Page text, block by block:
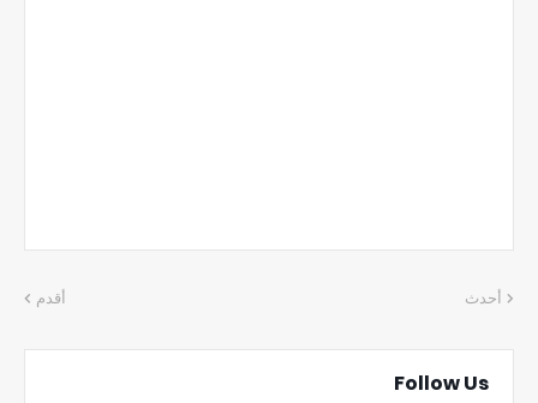
أحدث أقدم
Follow Us